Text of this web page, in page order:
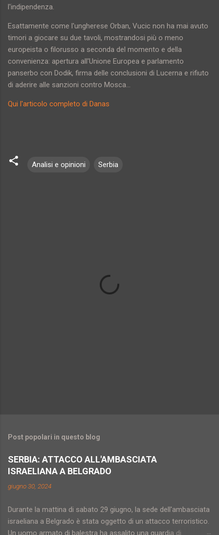
l'indipendenza.
Esattamente come l'ungherese Orban, Vucic non ha mai avuto
timori a giocare su due tavoli, mostrandosi più o meno
europeista o filorusso a seconda del momento e della
convenienza: apertura all'Unione Europea e parlamento
panserbo con Dodik, firma delle conclusioni di Lucerna e rifiuto
di aderire alle sanzioni contro Mosca...
Qui l'articolo completo di Danas
Analisi e opinioni Serbia
Post popolari in questo blog
SERBIA: ATTACCO ALL'AMBASCIATA
ISRAELIANA A BELGRADO
giugno 30, 2024
Durante la mattina di sabato 29 giugno, la sede dell'ambasciata
israeliana a Belgrado è stata oggetto di un attacco terroristico.
Un uomo armato di balestra ha assalito una guardia di